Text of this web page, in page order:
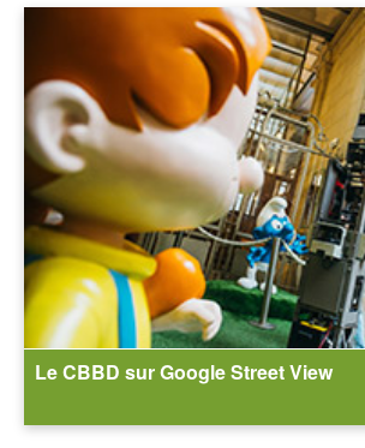
Le CBBD sur Google Street View